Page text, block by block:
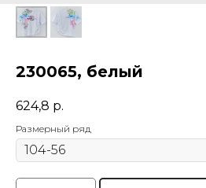
230065, белый
624,8 р.
Размерный ряд